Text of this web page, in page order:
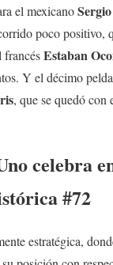
el mexicanoSergio
poco positivo,
Estaban
Y el décimo
, que se quedó
celebra
#72
estratégica,